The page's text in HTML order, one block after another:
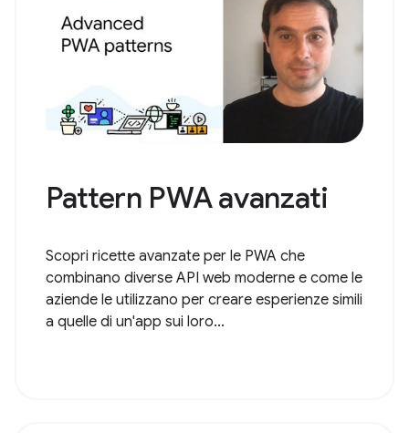
Pattern PWA avanzati
Scopri ricette avanzate per le PWA che
combinano diverse API web moderne e come le
aziende le utilizzano per creare esperienze simili
a quelle di un'app sui loro...